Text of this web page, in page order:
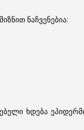
ნაჩვენებია:
ხდება